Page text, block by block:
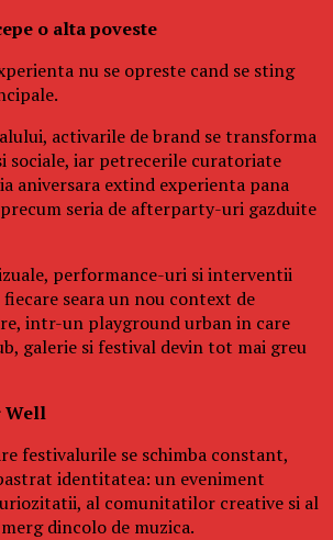
o alta poveste
nu se opreste cand se sting
activarile de brand se transforma
sociale, iar petrecerile curatoriate
aniversara extind experienta pana
seria de afterparty-uri gazduite
performance-uri si interventii
seara un nou context de
intr-un playground urban in care
galerie si festival devin tot mai greu
Well
festivalurile se schimba constant,
identitatea: un eveniment
al comunitatilor creative si al
dincolo de muzica.